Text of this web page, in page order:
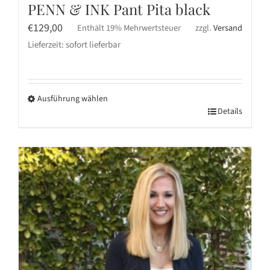
PENN & INK Pant Pita black
€129,00 Enthält 19% Mehrwertsteuer zzgl.Versand
Lieferzeit: sofort lieferbar
Ausführung wählen
weist
mehrere
Varianten
auf.
Die
Optionen
können
auf
Details